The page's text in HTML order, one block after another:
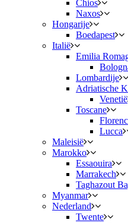
Chios
Naxos
Hongarije
Boedapest
Italië
Emilia
Lombardije
Adriatische
Venetië
Toscane
Lucca
Maleisië
Marokko
Essaouira
Marrakech
Taghazout
Myanmar
Nederland
Twente